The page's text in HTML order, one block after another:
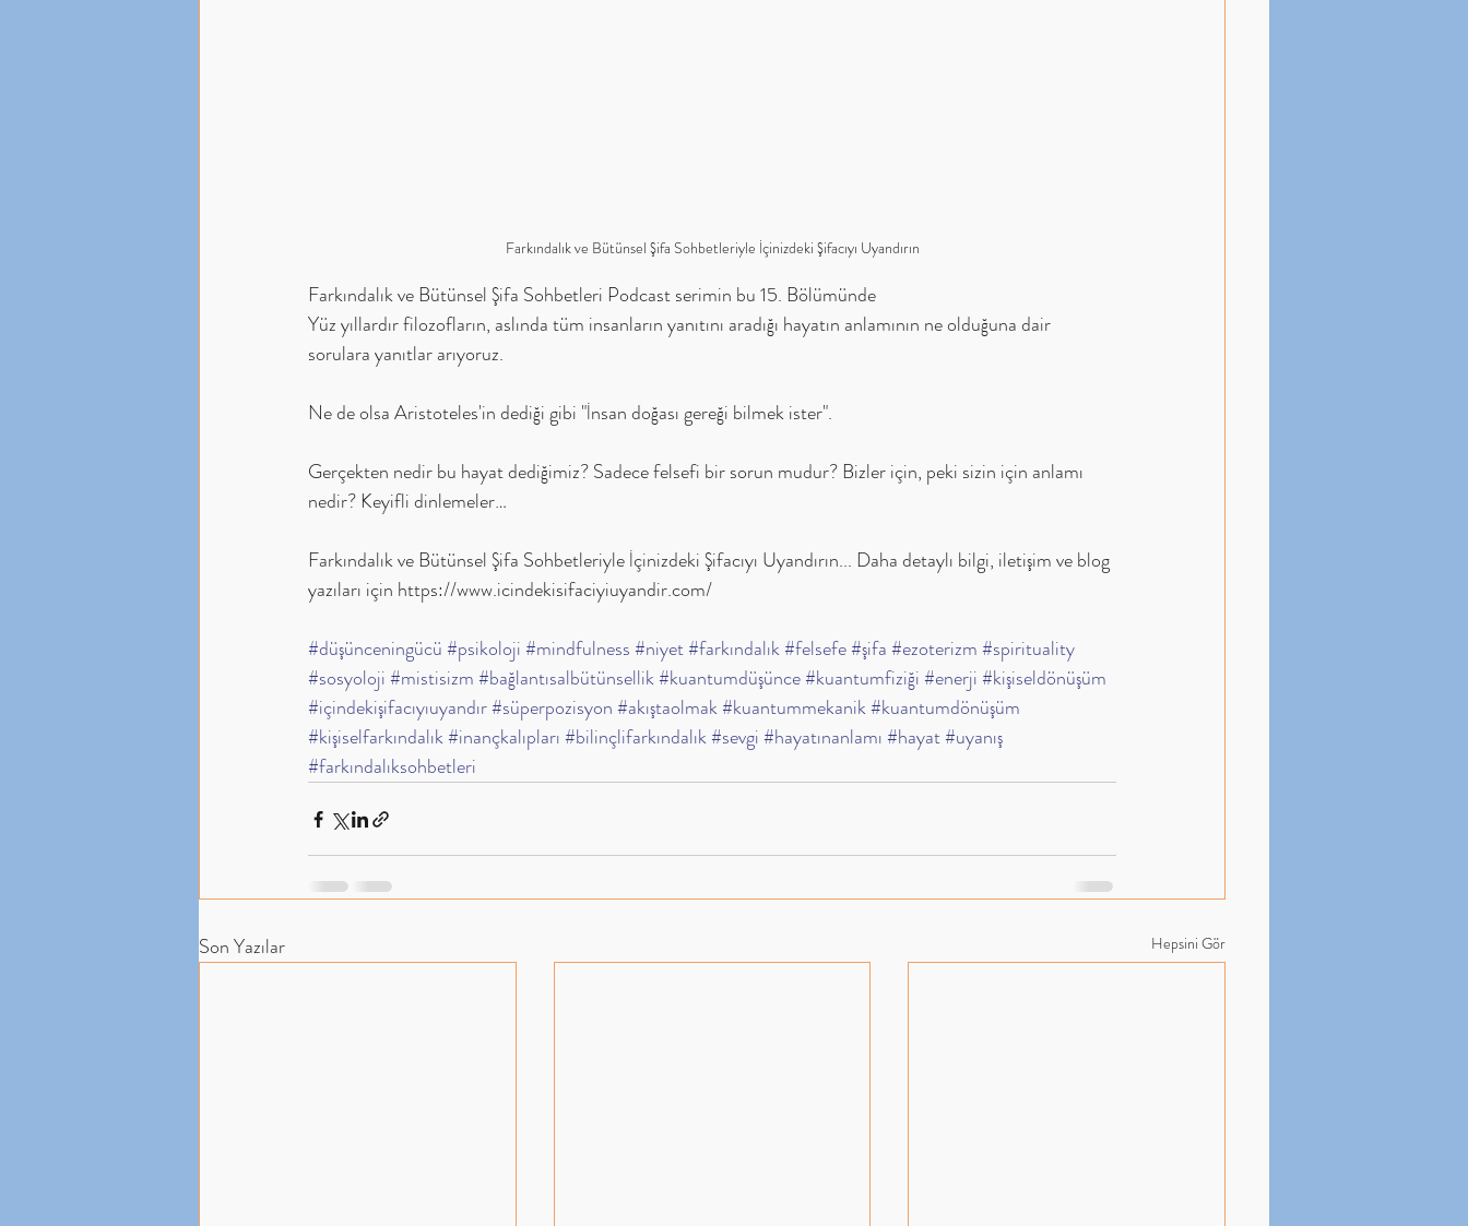
Farkındalık ve Bütünsel Şifa Sohbetleriyle İçinizdeki Şifacıyı Uyandırın
Farkındalık ve Bütünsel Şifa Sohbetleri Podcast serimin bu 15. Bölümünde
Yüz yıllardır filozofların, aslında tüm insanların yanıtını aradığı hayatın anlamının ne olduğuna dair
sorulara yanıtlar arıyoruz.
Ne de olsa Aristoteles'in dediği gibi "İnsan doğası gereği bilmek ister".
Gerçekten nedir bu hayat dediğimiz? Sadece felsefi bir sorun mudur? Bizler için, peki sizin için anlamı
nedir? Keyifli dinlemeler…
Farkındalık ve Bütünsel Şifa Sohbetleriyle İçinizdeki Şifacıyı Uyandırın... Daha detaylı bilgi, iletişim ve blog
yazıları için https://www.icindekisifaciyiuyandir.com/
#düşünceningücü#psikoloji#mindfulness#niyet#farkındalık#felsefe#şifa#ezoterizm#spirituality
#sosyoloji#mistisizm#bağlantısalbütünsellik#kuantumdüşünce#kuantumfiziği#enerji#kişiseldönüşüm
#içindekişifacıyıuyandır#süperpozisyon#akıştaolmak#kuantummekanik#kuantumdönüşüm
#kişiselfarkındalık#inançkalıpları#bilinçlifarkındalık#sevgi#hayatınanlamı#hayat#uyanış
#farkındalıksohbetleri
Son Yazılar Hepsini Gör